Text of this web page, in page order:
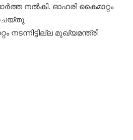
നൽകി. ഓഹരി കൈമാറ്റം
ചെയ്തു
നടന്നിട്ടില്ല മുഖ്യമന്ത്രി